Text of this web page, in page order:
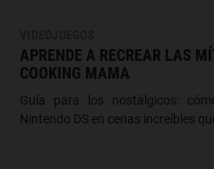
APRENDE A RECREAR LAS
COOKING MAMA
Guía para los nostálgicos:
Nintendo DS en cenas increíbles